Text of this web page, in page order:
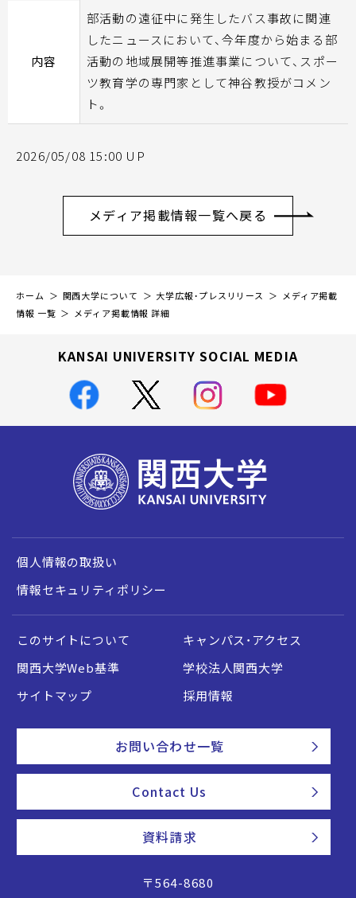
内容
部活動の遠征中に発生したバス事故に関連
したニュースにおいて、今年度から始まる部
活動の地域展開等推進事業について、スポー
ツ教育学の専門家として神谷教授がコメン
ト。
2026/05/08 15:00 UP
メディア掲載情報一覧へ戻る
ホーム 関西大学について 大学広報・プレスリリース
メディア掲載
情報 一覧
メディア掲載情報 詳細
KANSAI UNIVERSITY SOCIAL MEDIA
個人情報の取扱い
情報セキュリティポリシー
このサイトについて
キャンパス・アクセス
関西大学Web基準
学校法人関西大学
サイトマップ
採用情報
お問い合わせ一覧
Contact Us
資料請求
〒564-8680